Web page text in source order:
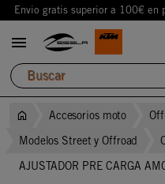
Envio gratis superior a 100€ en

Accesorios moto
Modelos Street y Offroad
AJUSTADOR PRE CARGA